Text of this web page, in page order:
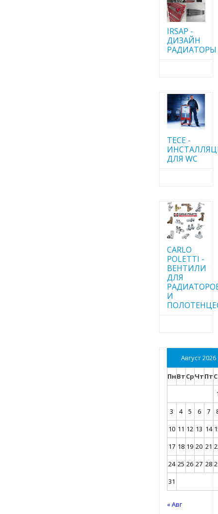
IRSAP -
ДИЗАЙН
РАДИАТОРЫ
TECE -
ДЛЯ WC
CARLO
POLETTI -
ВЕНТИЛИ
ДЛЯ
И
Август 2026
ПнВтСрЧтПт
3
4 5 6 7
10 11 12 13 14
17 18 19 20 21
24 25 26 27 28
31
« Авг